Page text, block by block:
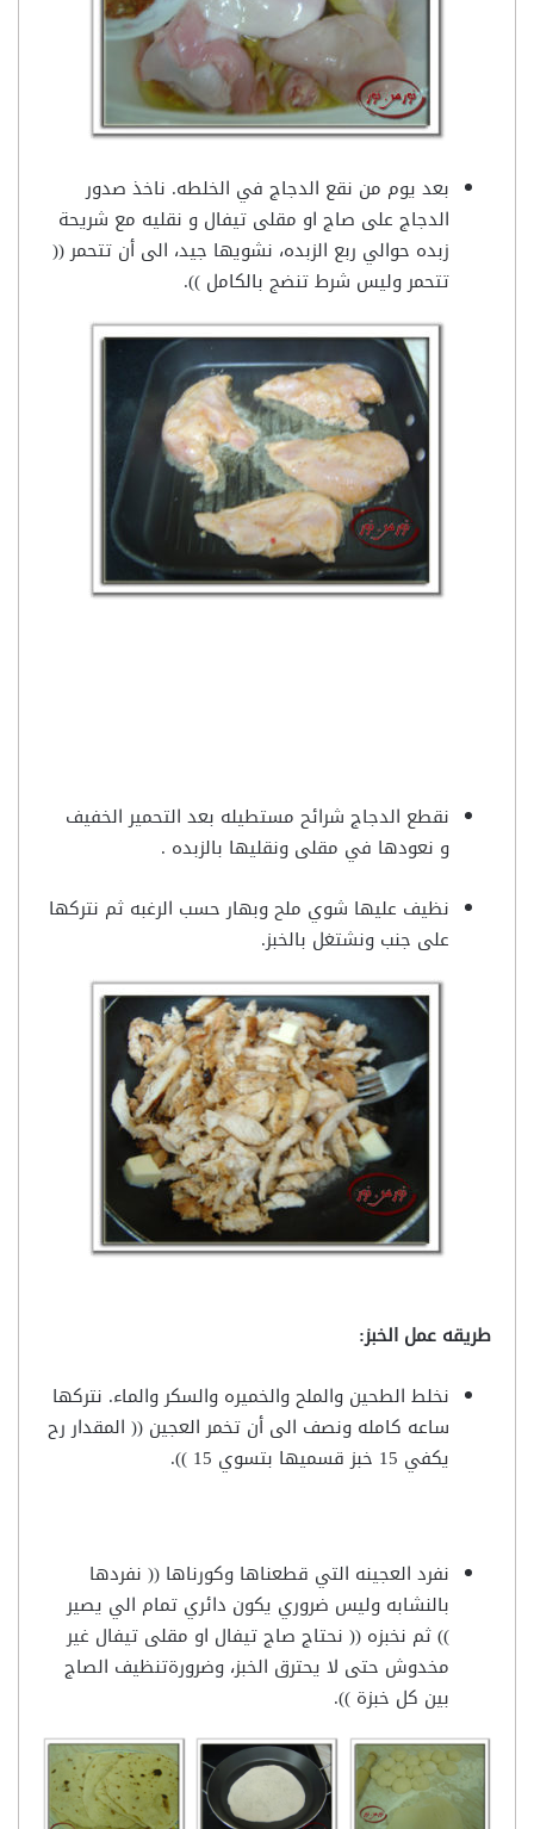
بعد يوم من نقع الدجاج في الخلطه. ناخذ صدور
الدجاج على صاج او مقلى تيفال و نقليه مع شريحة
زبده حوالي ربع الزبده، نشويها جيد، الى أن تتحمر ((
تتحمر وليس شرط تنضج بالكامل )).
نقطع الدجاج شرائح مستطيله بعد التحمير الخفيف
و نعودها في مقلى ونقليها بالزبده .
نظيف عليها شوي ملح وبهار حسب الرغبه ثم نتركها
على جنب ونشتغل بالخبز.
طريقه عمل الخبز:
نخلط الطحين والملح والخميره والسكر والماء. نتركها
ساعه كامله ونصف الى أن تخمر العجين (( المقدار رح
يكفي 15 خبز قسميها بتسوي 15 )).
نفرد العجينه التي قطعناها وكورناها (( نفردها
بالنشابه وليس ضروري يكون دائري تمام الي يصير
)) ثم نخبزه (( نحتاج صاج تيفال او مقلى تيفال غير
مخدوش حتى لا يحترق الخبز، وضرورةتنظيف الصاج
بين كل خبزة )).